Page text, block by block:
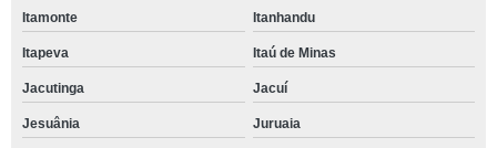
Itamonte Itanhandu
Itapeva Itaú de Minas
Jacutinga Jacuí
Jesuânia Juruaia